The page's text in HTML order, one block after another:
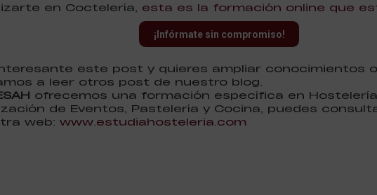
en Coctelería, esta es la formación online que
¡Infórmate sin compromiso!
este post y quieres ampliar conocimientos
a leer otros post de nuestro blog.
ofrecemos una formación específica en
de Eventos, Pastelería y Cocina, puedes
web: www.estudiahosteleria.com